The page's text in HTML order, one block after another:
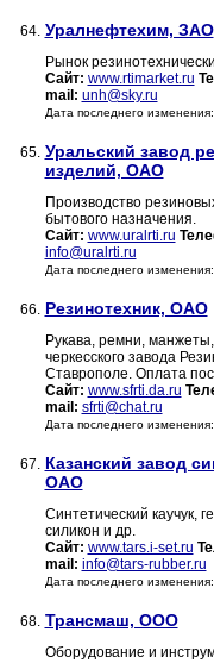
64. Уралнефтехим, ЗАО
Рынок
Сайт: www.rtimarket.ru
mail: unh@sky.ru
Дата последнего
65. Уральский завод
изделий, ОАО
Производство
бытового назначения.
Сайт: www.uralrti.ru
info@uralrti.ru
Дата последнего
66. Резинотехник, ОАО
Рукава, ремни,
черкесского завода
Ставрополе. Оплата
Сайт: www.sfrti.da.ru
mail: sfrti@chat.ru
Дата последнего
67. Казанский завод
ОАО
Синтетический каучук,
силикон и др.
Сайт: www.tars.i-set.ru
mail: info@tars-rubber.ru
Дата последнего
68. Трансмаш, ООО
Оборудование и